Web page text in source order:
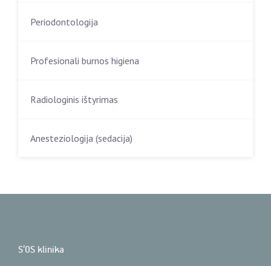
Periodontologija
Profesionali burnos higiena
Radiologinis ištyrimas
Anesteziologija (sedacija)
S’OS klinika